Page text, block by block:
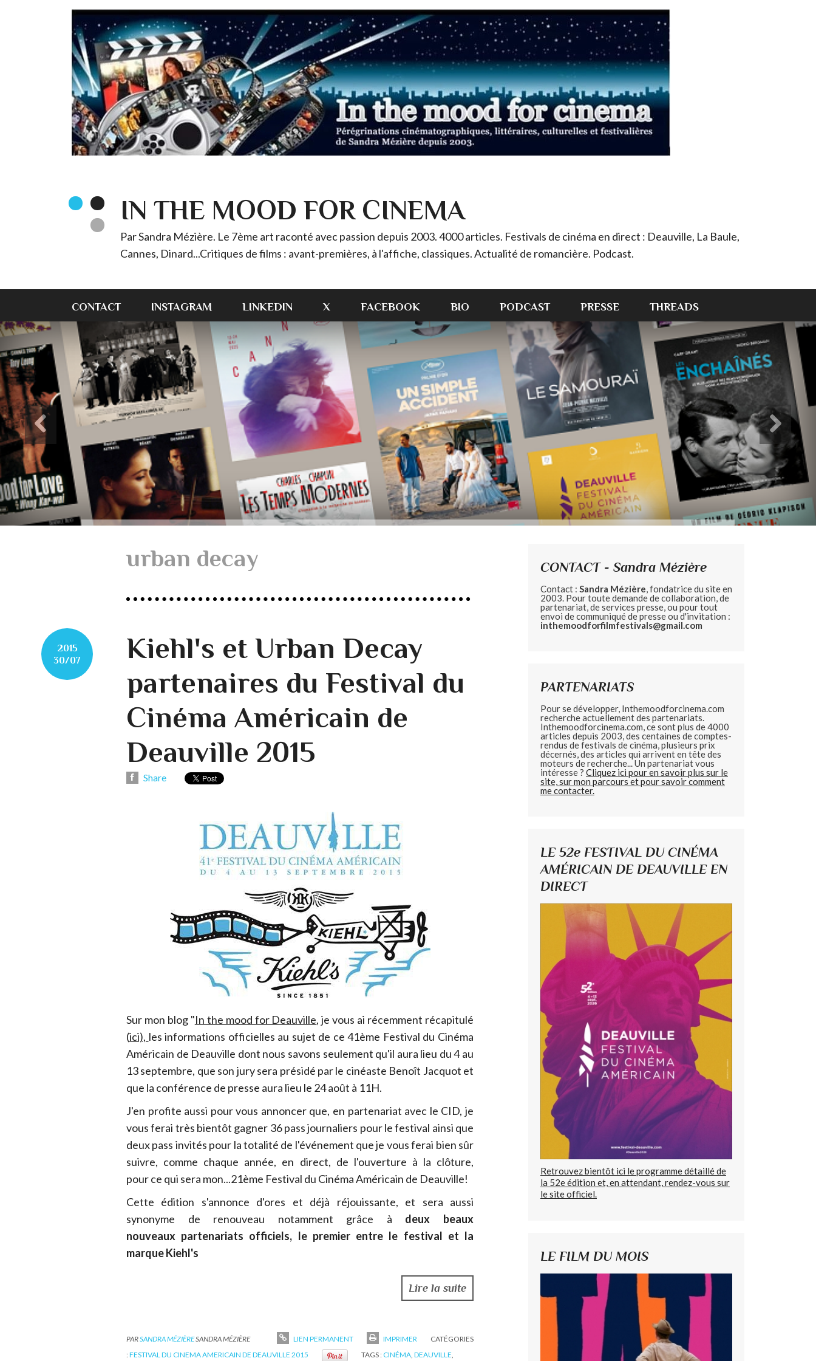
IN THE MOOD FOR CINEMA
Par Sandra Mézière. Le 7ème art raconté avec passion depuis 2003. 4000 articles. Festivals de cinéma en direct : Deauville, La Baule,
Cannes, Dinard...Critiques de films : avant-premières, à l'affiche, classiques. Actualité de romancière. Podcast.
CONTACT INSTAGRAM LINKEDIN X FACEBOOK BIO PODCAST PRESSE THREADS
urban decay
2015
30/07
Kiehl's et Urban Decay
partenaires du Festival du
Cinéma Américain de
Deauville 2015
Share
Sur mon blog "In the mood for Deauville, je vous ai récemment récapitulé
(ici), les informations officielles au sujet de ce 41ème Festival du Cinéma
Américain de Deauville dont nous savons seulement qu'il aura lieu du 4 au
13 septembre, que son jury sera présidé par le cinéaste Benoît Jacquot et
que la conférence de presse aura lieu le 24 août à 11H.
J'en profite aussi pour vous annoncer que, en partenariat avec le CID, je
vous ferai très bientôt gagner 36 pass journaliers pour le festival ainsi que
deux pass invités pour la totalité de l'événement que je vous ferai bien sûr
suivre, comme chaque année, en direct, de l'ouverture à la clôture,
pour ce qui sera mon...21ème Festival du Cinéma Américain de Deauville!
Cette édition s'annonce d'ores et déjà réjouissante, et sera aussi
synonyme de renouveau notamment grâce à deux beaux
nouveaux partenariats officiels, le premier entre le festival et la
marque Kiehl's
Lire la suite
PARSANDRA MÉZIÈRESANDRA MÉZIÈRE LIEN PERMANENT IMPRIMER
CATÉGORIES
:FESTIVAL DU CINEMA AMERICAIN DE DEAUVILLE 2015 TAGS : CINÉMA, DEAUVILLE,
CONTACT - Sandra Mézière
Contact : Sandra Mézière, fondatrice du site en
2003. Pour toute demande de collaboration, de
partenariat, de services presse, ou pour tout
envoi de communiqué de presse ou d'invitation :
inthemoodforfilmfestivals@gmail.com
PARTENARIATS
Pour se développer, Inthemoodforcinema.com
recherche actuellement des partenariats.
Inthemoodforcinema.com, ce sont plus de 4000
articles depuis 2003, des centaines de comptes-
rendus de festivals de cinéma, plusieurs prix
décernés, des articles qui arrivent en tête des
moteurs de recherche... Un partenariat vous
intéresse ? Cliquez ici pour en savoir plus sur le
site, sur mon parcours et pour savoir comment
me contacter.
LE 52e FESTIVAL DU CINÉMA
AMÉRICAIN DE DEAUVILLE EN
DIRECT
Retrouvez bientôt ici le programme détaillé de
la 52e édition et, en attendant, rendez-vous sur
le site officiel.
LE FILM DU MOIS